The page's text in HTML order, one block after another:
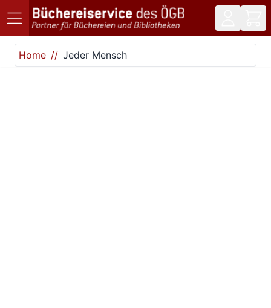
Direkt zum Inhalt
Home
Jeder Mensch